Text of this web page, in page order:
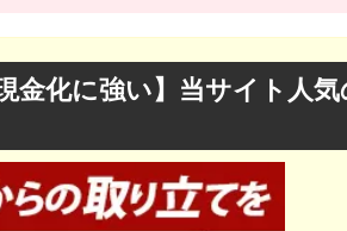
金化に強い】当サイト人気